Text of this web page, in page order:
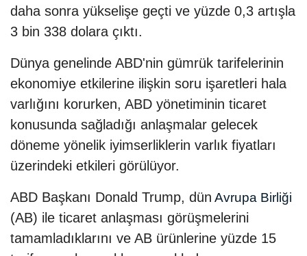
daha sonra yükselişe geçti ve yüzde 0,3 artışla
3 bin 338 dolara çıktı.
Dünya genelinde ABD'nin gümrük tarifelerinin
ekonomiye etkilerine ilişkin soru işaretleri hala
varlığını korurken, ABD yönetiminin ticaret
konusunda sağladığı anlaşmalar gelecek
döneme yönelik iyimserliklerin varlık fiyatları
üzerindeki etkileri görülüyor.
ABD Başkanı Donald Trump, dün Avrupa Birliği
(AB) ile ticaret anlaşması görüşmelerini
tamamladıklarını ve AB ürünlerine yüzde 15